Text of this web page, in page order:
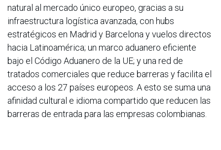
natural al mercado único europeo, gracias a su
infraestructura logística avanzada, con hubs
estratégicos en Madrid y Barcelona y vuelos directos
hacia Latinoamérica; un marco aduanero eficiente
bajo el Código Aduanero de la UE; y una red de
tratados comerciales que reduce barreras y facilita el
acceso a los 27 países europeos. A esto se suma una
afinidad cultural e idioma compartido que reducen las
barreras de entrada para las empresas colombianas.